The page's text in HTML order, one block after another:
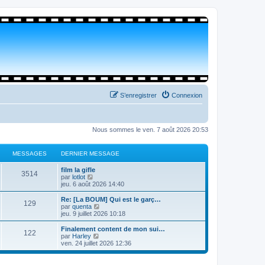
Connexion
S’enregistrer
Nous sommes le ven. 7 août 2026 20:53
MESSAGES DERNIER MESSAGE
3514
film la gifle
par lotlot
o
i
r
l
e
e
r
n
i
e
jeu. 6 août 2026 14:40
129
Re: [La BOUM] Qui est le garç…
par quenta
o
i
r
e
e
jeu. 9 juillet 2026 10:18
122
Finalement content de mon sui…
par Harley
o
i
ven. 24 juillet 2026 12:36